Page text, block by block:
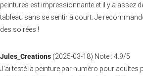
peintures est impressionnante et il y a assez
tableau sans se sentir à court. Je
des soirées !
Jules_Creations (2025-03-18) Note : 4.9/5
J’ai testé la peinture par numéro pour adultes